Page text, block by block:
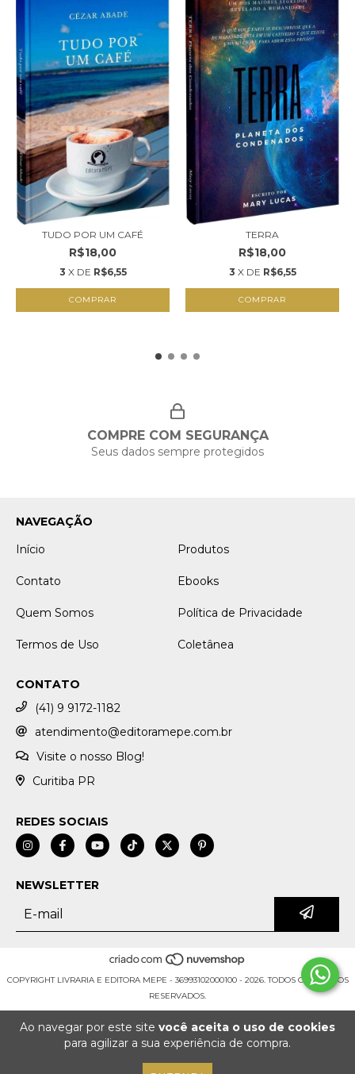
Ao navegar por este site você aceita o uso de cookies
para agilizar a sua experiência de compra.
TUDO POR UM CAFÉ
R$18,00
3 X DE R$6,55
COMPRAR
TERRA
R$18,00
3 X DE R$6,55
COMPRAR
COMPRE COM SEGURANÇA
Seus dados sempre protegidos
NAVEGAÇÃO
Início
Produtos
Contato Ebooks
Quem Somos Política de Privacidade
Termos de Uso Coletânea
CONTATO
(41) 9 9172-1182
atendimento@editoramepe.com.br
Visite o nosso Blog!
Curitiba PR
REDES SOCIAIS
NEWSLETTER
COPYRIGHT LIVRARIA E EDITORA MEPE - 36993102000100 - 2026. TODOS OS DIREITOS
RESERVADOS.